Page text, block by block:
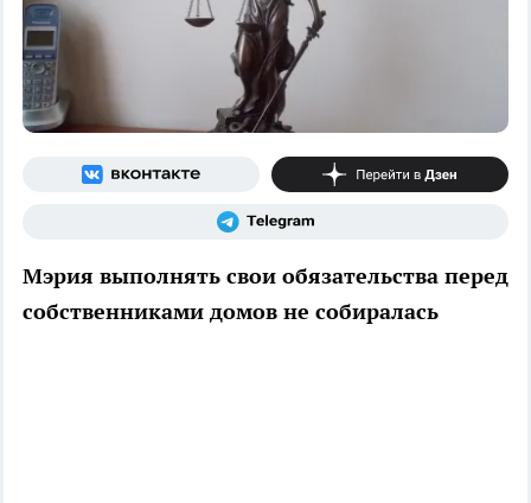
Мэрия выполнять свои обязательства перед
собственниками домов не собиралась